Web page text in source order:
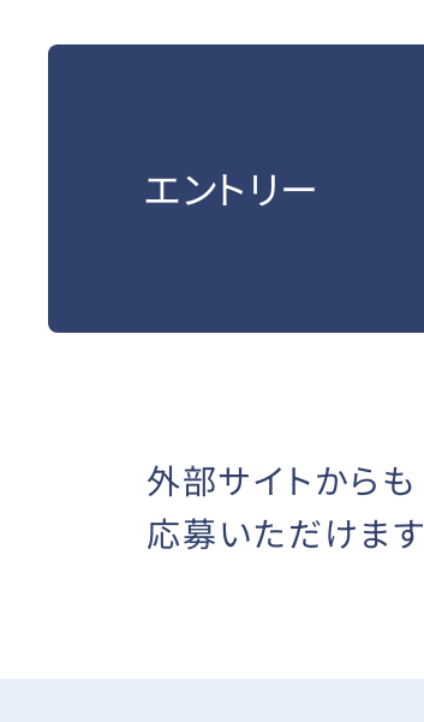
エントリー
外部サイトからも
応募いただけます